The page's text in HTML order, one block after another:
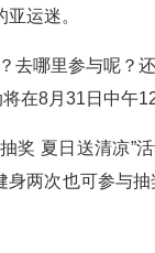
运迷。
哪里参与呢？
在8月31日中午
奖 夏日送清凉”
身两次也可参与